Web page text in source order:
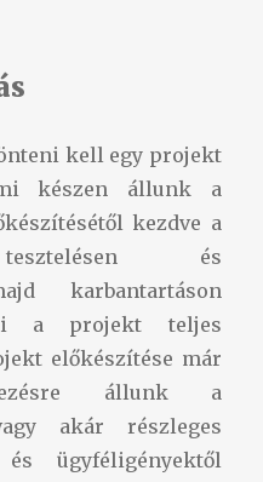
kell egy projekt
készen állunk a
kezdve a
tesztelésen és
karbantartáson
a projekt teljes
előkészítése már
állunk a
akár részleges
ügyféligényektől